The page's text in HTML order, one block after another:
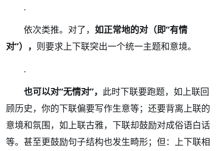
.
依次类推。对了， 如正常地的对（即“有情
对”）， 则要求上下联突出一个统一主题和意境。
.
也可以对“无情对”， 此时下联要跑题，如上联回
顾历史，你的下联偏要写作生意等；还要背离上联的
意境和氛围，如上联古雅，下联却鼓励对成俗语白话
等。甚至更鼓励句子结构也发生畸形；但：上下联相